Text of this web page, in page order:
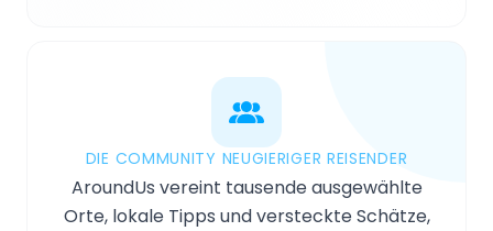
DIE COMMUNITY NEUGIERIGER REISENDER
AroundUs vereint tausende ausgewählte
Orte, lokale Tipps und versteckte Schätze,